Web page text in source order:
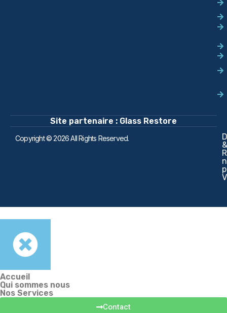
Site partenaire : Glass Restore
Copyright © 2026 All Rights Reserved.
&
Accueil
Qui sommes nous
Nos Services
Contact